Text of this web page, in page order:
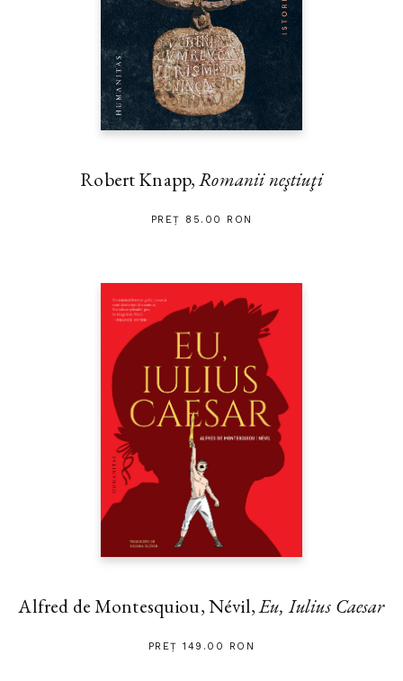
Robert Knapp,Romanii neştiuţi
PREȚ 85.00 RON
Alfred de Montesquiou, Névil,Eu, Iulius Caesar
PREȚ 149.00 RON